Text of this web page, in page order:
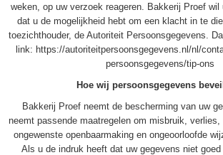
weken, op uw verzoek reageren. Bakkerij Proef
dat u de mogelijkheid hebt om een klacht in te
toezichthouder, de Autoriteit Persoonsgegevens.
link: https://autoriteitpersoonsgegevens.nl/nl/
persoonsgegevens/tip-ons
Hoe wij persoonsgegevens
Bakkerij Proef neemt de bescherming van uw
neemt passende maatregelen om misbruik, verlies,
ongewenste openbaarmaking en ongeoorloofde
Als u de indruk heeft dat uw gegevens niet